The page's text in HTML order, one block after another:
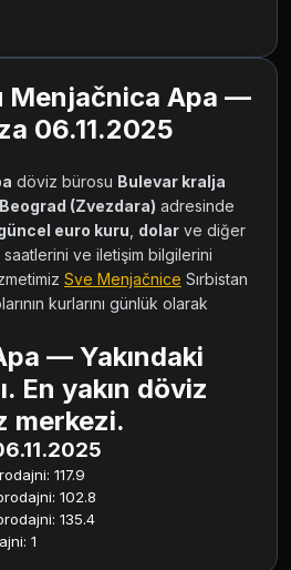
Menjačnica Apa —
06.11.2025
döviz bürosu Bulevar kralja
(Zvezdara) adresinde
euro kuru dolar ve diğer
saatlerini ve iletişim bilgilerini
Sve Menjačnice Sırbistan
kurlarını günlük olarak
— Yakındaki
En yakın döviz
merkezi.
117.9
102.8
135.4
1